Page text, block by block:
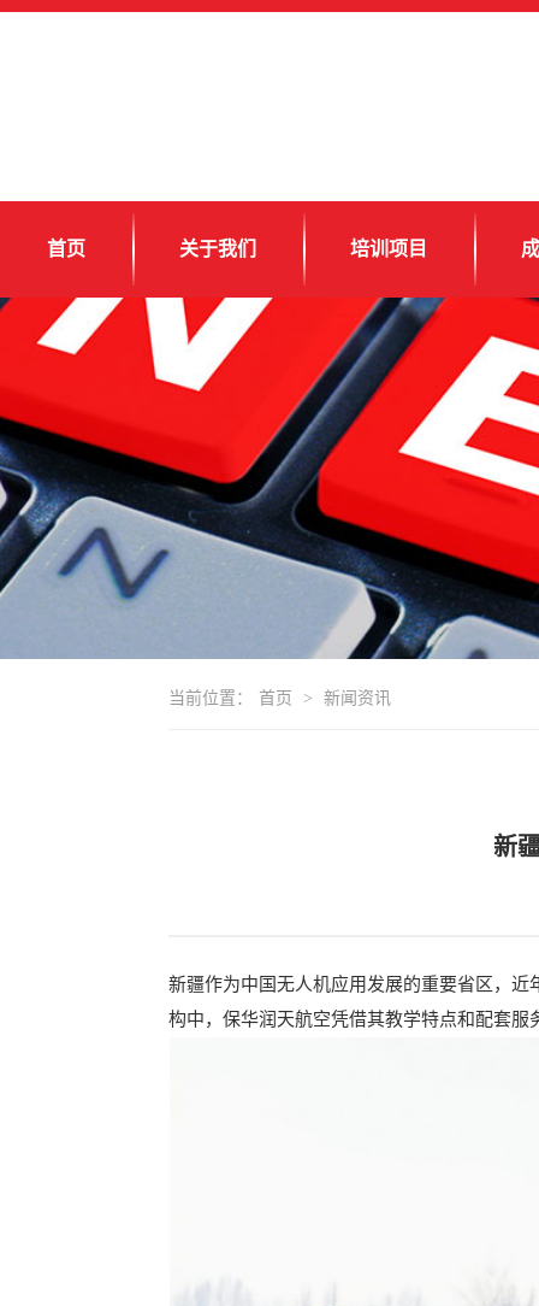
首页 关于我们 培训项目
当前位置： 首页 > 新闻资讯
新
新疆作为中国无人机应用发展的重要省区，
构中，保华润天航空凭借其教学特点和配套